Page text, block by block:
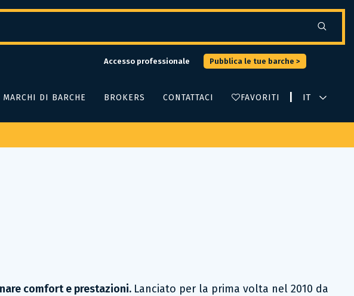
Accesso professionale Pubblica le tue barche >
MARCHI DI BARCHE BROKERS CONTATTACI FAVORITI
comfort e prestazioni. Lanciato per la prima volta nel 2010 da